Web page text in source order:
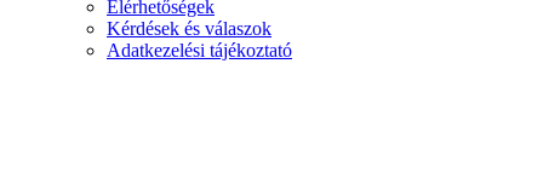
Elérhetőségek
Kérdések és válaszok
Adatkezelési tájékoztató